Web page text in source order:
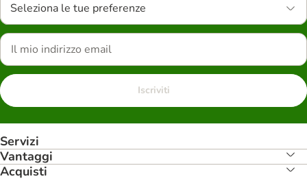
Seleziona le tue preferenze
Iscriviti
Servizi
Vantaggi
Acquisti